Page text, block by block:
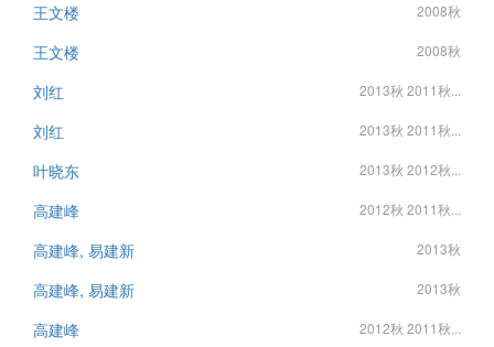
王文楼 2008秋
王文楼 2008秋
刘红 2013秋 2011秋...
刘红 2013秋 2011秋...
叶晓东 2013秋 2012秋...
高建峰 2012秋 2011秋...
高建峰, 易建新 2013秋
高建峰, 易建新 2013秋
高建峰 2012秋 2011秋...